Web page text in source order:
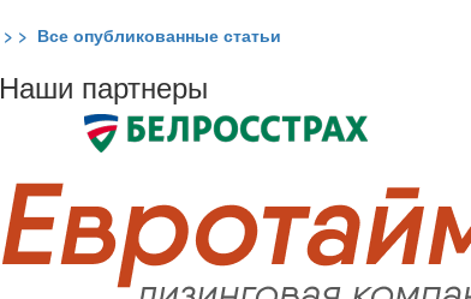
> > Все опубликованные статьи
Наши партнеры